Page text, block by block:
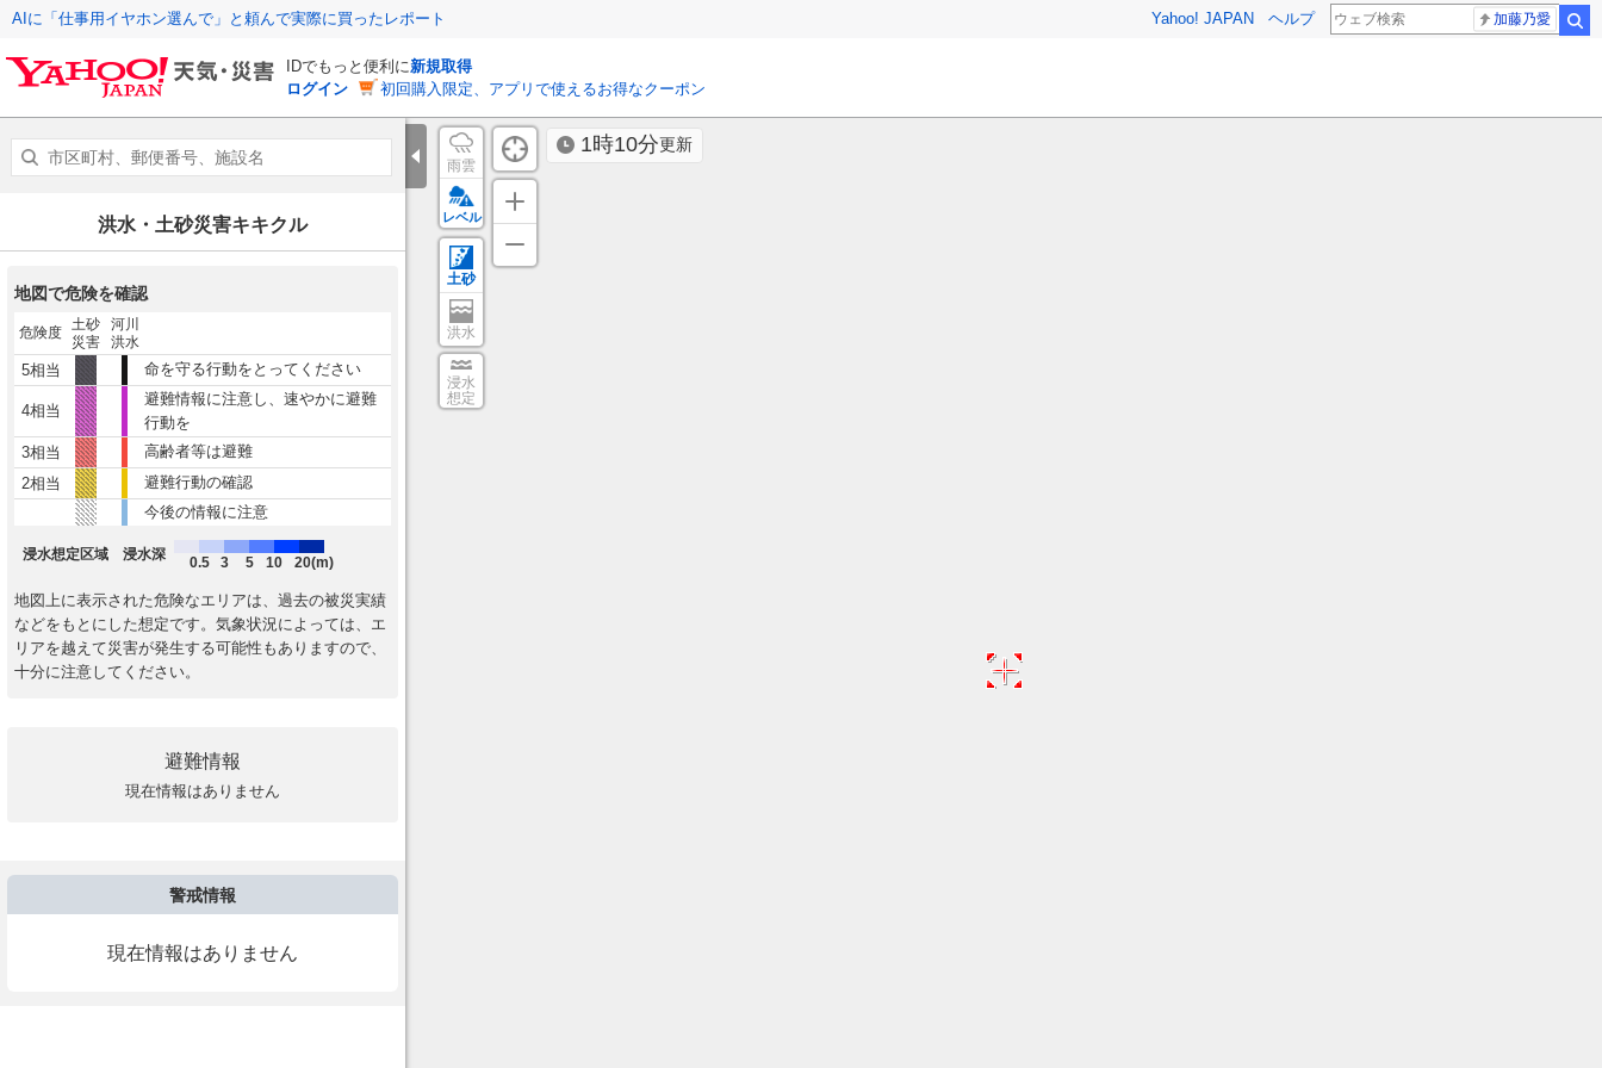
AIに「仕事用イヤホン選んで」と頼んで実際に買ったレポート Yahoo! JAPAN ヘルプ 加藤乃愛
IDでもっと便利に新規取得
ログイン
初回購入限定、アプリで使えるお得なクーポン
1時10分更新
雨雲
レベル
土砂
洪水
浸水
想定
洪水・土砂災害キキクル
地図で危険を確認
危険度 土砂
災害
河川
洪水
5相当 命を守る行動をとってください
4相当
避難情報に注意し、速やかに避難
行動を
3相当
高齢者等は避難
2相当
避難行動の確認
今後の情報に注意
浸水想定区域 浸水深
0.5 3 5 10 20(m)
地図上に表示された危険なエリアは、過去の被災実績
などをもとにした想定です。気象状況によっては、エ
リアを越えて災害が発生する可能性もありますので、
十分に注意してください。
避難情報
現在情報はありません
警戒情報
現在情報はありません